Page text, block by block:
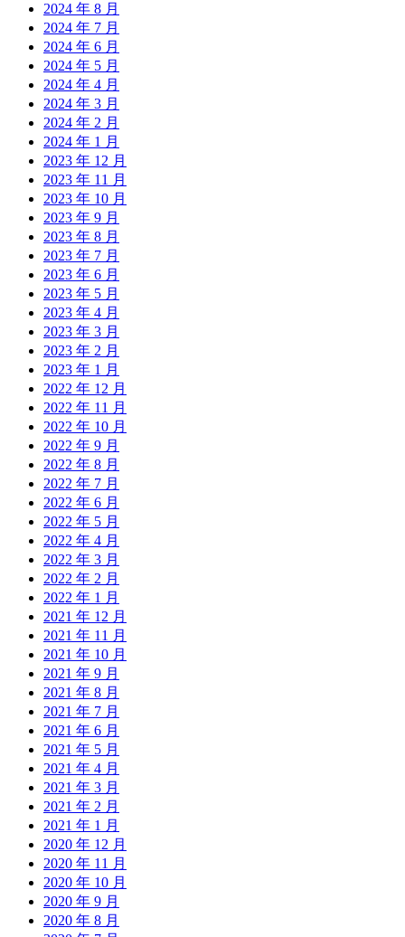
2024 年 8 月
2024 年 7 月
2024 年 6 月
2024 年 5 月
2024 年 4 月
2024 年 3 月
2024 年 2 月
2024 年 1 月
2023 年 12 月
2023 年 11 月
2023 年 10 月
2023 年 9 月
2023 年 8 月
2023 年 7 月
2023 年 6 月
2023 年 5 月
2023 年 4 月
2023 年 3 月
2023 年 2 月
2023 年 1 月
2022 年 12 月
2022 年 11 月
2022 年 10 月
2022 年 9 月
2022 年 8 月
2022 年 7 月
2022 年 6 月
2022 年 5 月
2022 年 4 月
2022 年 3 月
2022 年 2 月
2022 年 1 月
2021 年 12 月
2021 年 11 月
2021 年 10 月
2021 年 9 月
2021 年 8 月
2021 年 7 月
2021 年 6 月
2021 年 5 月
2021 年 4 月
2021 年 3 月
2021 年 2 月
2021 年 1 月
2020 年 12 月
2020 年 11 月
2020 年 10 月
2020 年 9 月
2020 年 8 月